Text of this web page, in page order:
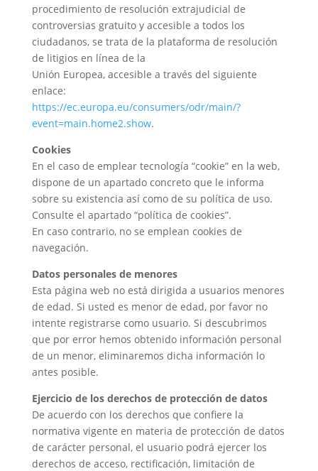
procedimiento de resolución extrajudicial de
controversias gratuito y accesible a todos los
ciudadanos, se trata de la plataforma de resolución
de litigios en línea de la
Unión Europea, accesible a través del siguiente
enlace:
https://ec.europa.eu/consumers/odr/main/?
event=main.home2.show.
Cookies
En el caso de emplear tecnología “cookie” en la web,
dispone de un apartado concreto que le informa
sobre su existencia así como de su política de uso.
Consulte el apartado “política de cookies”.
En caso contrario, no se emplean cookies de
navegación.
Datos personales de menores
Esta página web no está dirigida a usuarios menores
de edad. Si usted es menor de edad, por favor no
intente registrarse como usuario. Si descubrimos
que por error hemos obtenido información personal
de un menor, eliminaremos dicha información lo
antes posible.
Ejercicio de los derechos de protección de datos
De acuerdo con los derechos que confiere la
normativa vigente en materia de protección de datos
de carácter personal, el usuario podrá ejercer los
derechos de acceso, rectificación, limitación de